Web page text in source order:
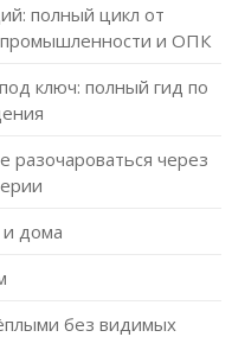
полный цикл от
промышленности и ОПК
ключ: полный гид по
разочароваться через
и дома
без видимых